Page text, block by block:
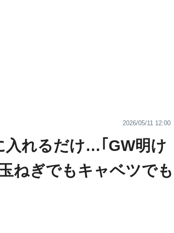
2026/05/11 12:00
入れるだけ…｢GW明け
ねぎでもキャベツでも